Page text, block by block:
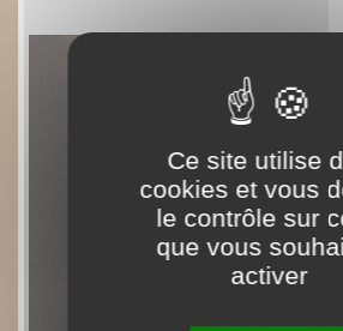
Ce site utilise
cookies et vous
le contrôle sur
que vous
activer